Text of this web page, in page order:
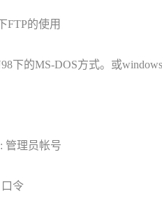
FTP的使用
下的MS-DOS方式。或
管理员帐号
口令